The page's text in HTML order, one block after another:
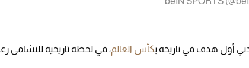
أول هدف في تاريخه بكأس العالم، في لحظة تاريخية للنشامى